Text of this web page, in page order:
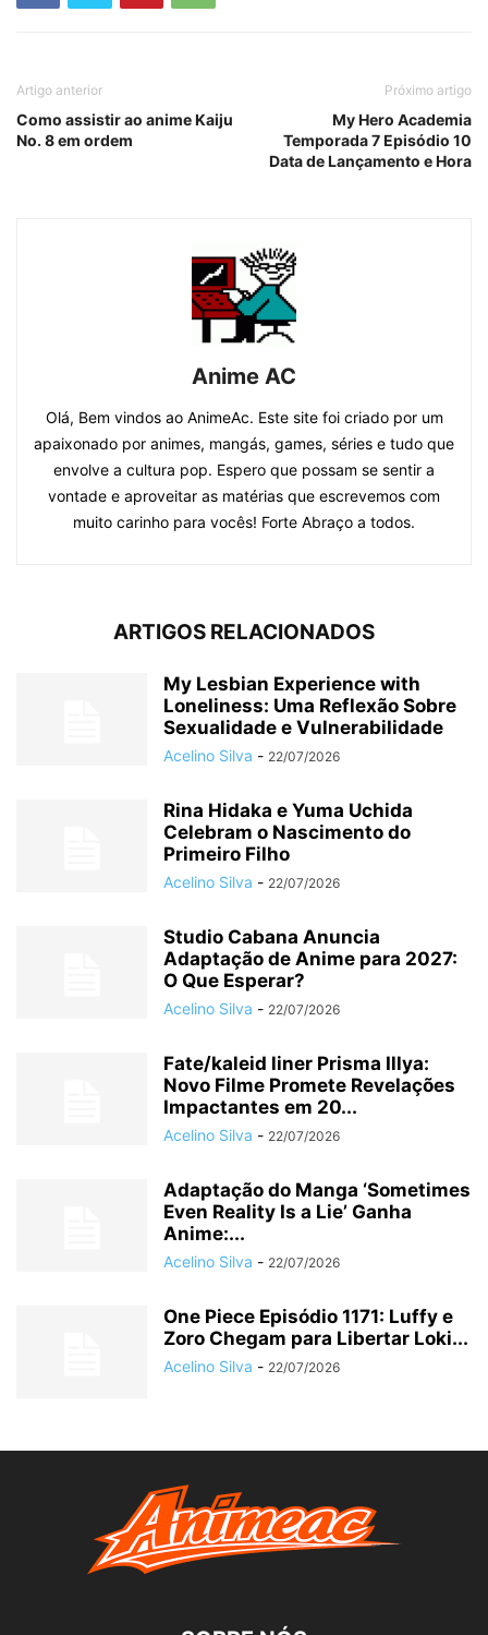
Artigo anterior
Como assistir ao anime Kaiju
No. 8 em ordem
Próximo artigo
My Hero Academia
Temporada 7 Episódio 10
Data de Lançamento e Hora
Anime AC
Olá, Bem vindos ao AnimeAc. Este site foi criado por um
apaixonado por animes, mangás, games, séries e tudo que
envolve a cultura pop. Espero que possam se sentir a
vontade e aproveitar as matérias que escrevemos com
muito carinho para vocês! Forte Abraço a todos.
ARTIGOS RELACIONADOS
My Lesbian Experience with
Loneliness: Uma Reflexão Sobre
Sexualidade e Vulnerabilidade
Acelino Silva - 22/07/2026
Rina Hidaka e Yuma Uchida
Celebram o Nascimento do
Primeiro Filho
Acelino Silva - 22/07/2026
Studio Cabana Anuncia
Adaptação de Anime para 2027:
O Que Esperar?
Acelino Silva - 22/07/2026
Fate/kaleid liner Prisma Illya:
Novo Filme Promete Revelações
Impactantes em 20...
Acelino Silva - 22/07/2026
Adaptação do Manga ‘Sometimes
Even Reality Is a Lie’ Ganha
Anime:...
Acelino Silva - 22/07/2026
One Piece Episódio 1171: Luffy e
Zoro Chegam para Libertar Loki...
Acelino Silva - 22/07/2026